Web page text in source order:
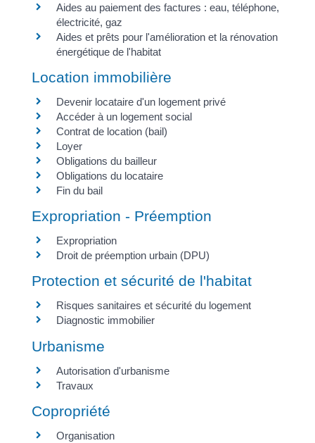
Aides au paiement des factures : eau, téléphone,
électricité, gaz
Aides et prêts pour l'amélioration et la rénovation
énergétique de l'habitat
Location immobilière
Devenir locataire d'un logement privé
Accéder à un logement social
Contrat de location (bail)
Loyer
Obligations du bailleur
Obligations du locataire
Fin du bail
Expropriation - Préemption
Expropriation
Droit de préemption urbain (DPU)
Protection et sécurité de l'habitat
Risques sanitaires et sécurité du logement
Diagnostic immobilier
Urbanisme
Autorisation d'urbanisme
Travaux
Copropriété
Organisation